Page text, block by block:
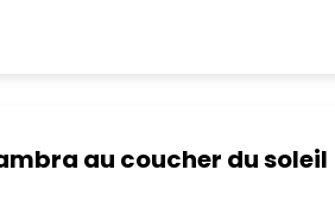
au coucher du soleil